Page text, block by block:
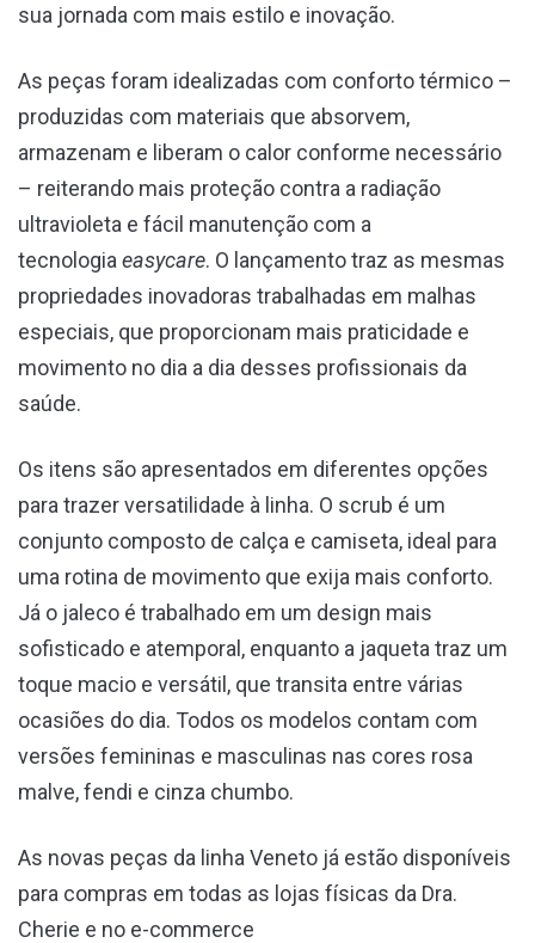
sua jornada com mais estilo e inovação.
As peças foram idealizadas com conforto térmico –
produzidas com materiais que absorvem,
armazenam e liberam o calor conforme necessário
– reiterando mais proteção contra a radiação
ultravioleta e fácil manutenção com a
tecnologia easycare. O lançamento traz as mesmas
propriedades inovadoras trabalhadas em malhas
especiais, que proporcionam mais praticidade e
movimento no dia a dia desses profissionais da
saúde.
Os itens são apresentados em diferentes opções
para trazer versatilidade à linha. O scrub é um
conjunto composto de calça e camiseta, ideal para
uma rotina de movimento que exija mais conforto.
Já o jaleco é trabalhado em um design mais
sofisticado e atemporal, enquanto a jaqueta traz um
toque macio e versátil, que transita entre várias
ocasiões do dia. Todos os modelos contam com
versões femininas e masculinas nas cores rosa
malve, fendi e cinza chumbo.
As novas peças da linha Veneto já estão disponíveis
para compras em todas as lojas físicas da Dra.
Cherie e no e-commerce